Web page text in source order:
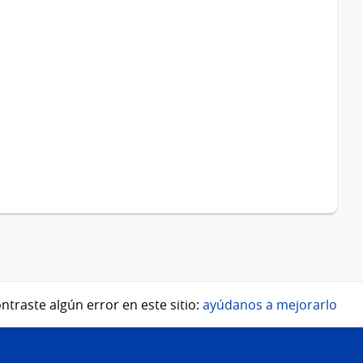
algún error en este sitio: ayúdanos a mejorarlo